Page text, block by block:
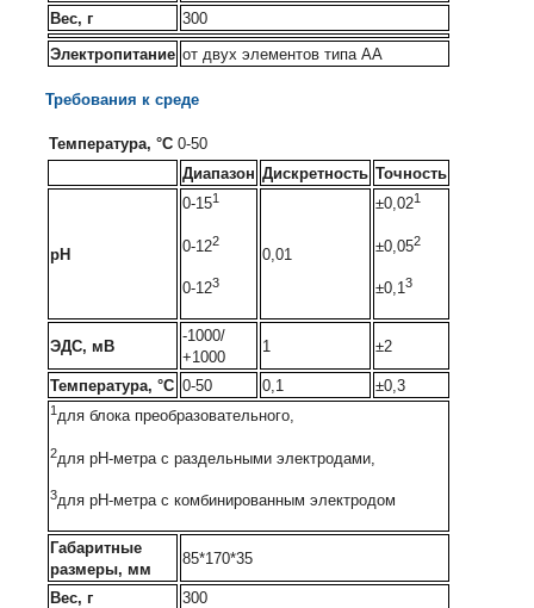
Вес, г
300
Электропитание от двух элементов типа АА
Требования к среде
Температура, °C 0-50
Диапазон Дискретность Точность
pH
0-151
0-122
0-123
0,01
±0,021
±0,052
±0,13
ЭДС, мВ
-1000/
+1000
1 ±2
Температура, °C 0-50 0,1 ±0,3
1для блока преобразовательного,
2для pH-метра с раздельными электродами,
3для pH-метра с комбинированным электродом
Габаритные
размеры, мм
85*170*35
Вес, г
300